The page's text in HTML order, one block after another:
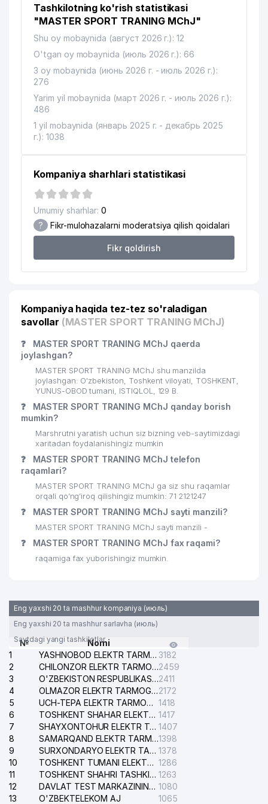
YUNUSOBOD TUMANI MA'MURIY
14
UMUMIY O'RTA TA'LIM MAKTABI
№272
15
YUNUSOBOD TUMANI SUDI
195 м
16
YUNUSOBOD TUMANI GAZ
TA'MINOTI UCHASTKASI
217 м
17 KOINOT SAVDO SERVIS MChJ 229 м
PROF MED SERVICE MChJ
20 DIL-DJAVOHIR MChJ 254 м
21
YUNUSOBOD TUMAN
OBODONLASHTIRISH
BOSHQARMASI
295 м
XARBIY SUDI
MANAGEMENT MChJ
24
ZAFAR SAID SAVDO XUSUSIY
KORXONASI
25
OILAVIY POLIKLINIKA №51
(YUNUSOBOD TUMANI)
338 м
26
TEZ TIBBIY YORDAM SHAXOBCHASI
№ 6
27
MUHANDIS-KONSALTING XUSUSIY
KORXONASI
28
63
398 м
29
AL-MUAXXIR-SERVIS XUSUSIY
422 м
31
APRIORI LIBERUM ADVOKATLAR
KOLLEGIYASI
444 м
GRADATSIYA NODAVLAT TA'LIM
MUASSASASI
UCHKUN SPORT KOMPLEKS
UMUMIY O'RTA TA'LIM MAKTABI №
87
MEDAS GROUP MChJ
NOVOBELT MChJ
USTAZODA-QURILISH MChJ
Tashkilotning ko'rish statistikasi
"MASTER SPORT TRANING MChJ"
Shu oy mobaynida (август 2026 г.): 12
O'tgan oy mobaynida (июль 2026 г.): 66
3 oy mobaynida (июнь 2026 г. - июль 2026 г.):
276
Yarim yil mobaynida (март 2026 г. - июль 2026 г.):
486
1 yil mobaynida (январь 2025 г. - декабрь 2025
г.): 1038
Kompaniya sharhlari statistikasi
Umumiy sharhlar: 0
? Fikr-mulohazalarni moderatsiya qilish qoidalari
Fikr qoldirish
Kompaniya haqida tez-tez so'raladigan
savollar (MASTER SPORT TRANING MChJ)
❓
MASTER SPORT TRANING MChJ qaerda
joylashgan?
MASTER SPORT TRANING MChJ shu manzilda
joylashgan: O'zbekiston, Toshkent viloyati, TOSHKENT,
YUNUS-OBOD tumani, ISTIQLOL, 129 B.
❓
MASTER SPORT TRANING MChJ qanday borish
mumkin?
Marshrutni yaratish uchun siz bizning veb-saytimizdagi
xaritadan foydalanishingiz mumkin
❓
MASTER SPORT TRANING MChJ telefon
raqamlari?
MASTER SPORT TRANING MChJ ga siz shu raqamlar
orqali qo’ng’iroq qilishingiz mumkin: 71 2121247
❓ MASTER SPORT TRANING MChJ sayti manzili?
MASTER SPORT TRANING MChJ sayti manzili -
❓ MASTER SPORT TRANING MChJ fax raqami?
raqamiga fax yuborishingiz mumkin.
Eng yaxshi 20 ta mashhur kompaniya (июль)
Eng yaxshi 20 ta mashhur sarlavha (июль)
Saytdagi yangi tashkilotlar
№
Nomi
1
YASHNOBOD ELEKTR TARMOG'I NOSOZLIKLARI XIZMATI 3182
2
CHILONZOR ELEKTR TARMOG'I NOSOZLIK XIZMATI2459
3
O'ZBEKISTON RESPUBLIKASI BOSH PROKURATURASI ISHONCH TELEFONI2411
4
OLMAZOR ELEKTR TARMOG'I NOSOZLIKLARI XIZMATI2172
5
UCH-TEPA ELEKTR TARMOG'I NOSOZLIKLARI XIZMATI 1418
6
TOSHKENT SHAHAR ELEKTR TARMOQLARI KORXONASI AJ 1417
7
SHAYXONTOHUR ELEKTR TARMOG'I NOSOZLIKLARINI TUZATISH XIZMATI 1407
8
SAMARQAND ELEKTR TARMOQLARI AJ1398
9
SURXONDARYO ELEKTR TARMOQLARI AJ 1378
10
TOSHKENT TUMANI ELEKTR TARMOG'I AVARIYA XIZMATI 1286
11
TOSHKENT SHAHRI TASHKILOT TELEFONLARI HAQIDA MA'LUMOT BYUROSI 1263
12
DAVLAT TEST MARKAZINING ISHONCH TELEFONLARI 1080
13
O'ZBEKTELEKOM AJ
1065